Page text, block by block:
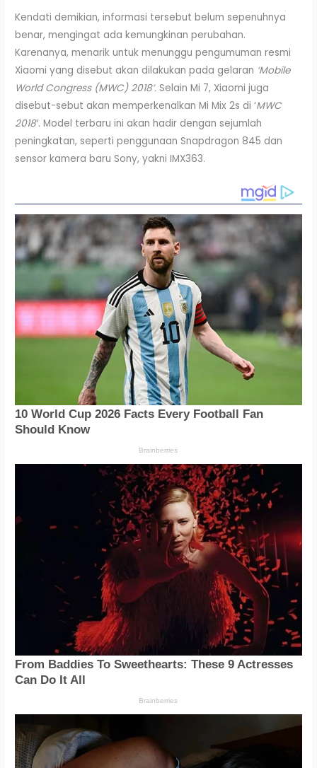
Kendati demikian, informasi tersebut belum sepenuhnya
benar, mengingat ada kemungkinan perubahan.
Karenanya, menarik untuk menunggu pengumuman resmi
Xiaomi yang disebut akan dilakukan pada gelaran ‘Mobile
World Congress (MWC) 2018’. Selain Mi 7, Xiaomi juga
disebut-sebut akan memperkenalkan Mi Mix 2s di ‘MWC
2018′. Model terbaru ini akan hadir dengan sejumlah
peningkatan, seperti penggunaan Snapdragon 845 dan
sensor kamera baru Sony, yakni IMX363.